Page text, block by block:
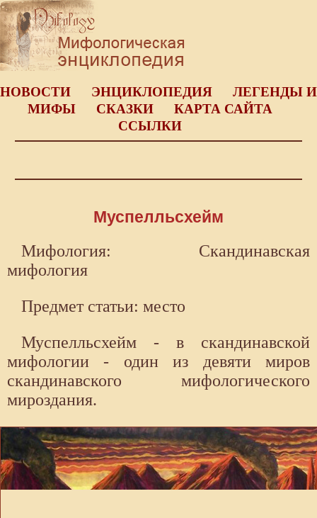
НОВОСТИ ЭНЦИКЛОПЕДИЯ
ЛЕГЕНДЫ И
МИФЫ
СКАЗКИ
КАРТА САЙТА
ССЫЛКИ
Муспелльсхейм
Мифология: Скандинавская
мифология
Предмет статьи: место
Муспелльсхейм - в скандинавской
мифологии - один из девяти миров
скандинавского мифологического
мироздания.